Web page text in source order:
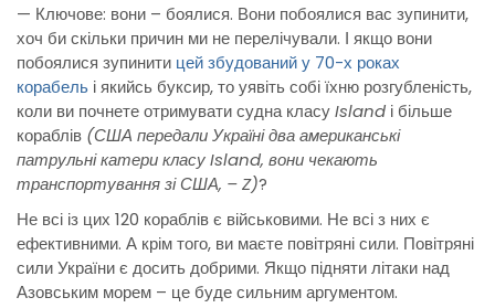
— Ключове: вони – боялися. Вони побоялися вас зупинити,
хоч би скільки причин ми не перелічували. І якщо вони
побоялися зупинити цей збудований у 70-х роках
корабель і якийсь буксир, то уявіть собі їхню розгубленість,
коли ви почнете отримувати судна класуIsland і більше
кораблів (США передали Україні два американські
патрульні катери класуIsland, вони чекають
транспортування зі США, – Z)?
Не всі із цих 120 кораблів є військовими. Не всі з них є
ефективними. А крім того, ви маєте повітряні сили. Повітряні
сили України є досить добрими. Якщо підняти літаки над
Азовським морем – це буде сильним аргументом.